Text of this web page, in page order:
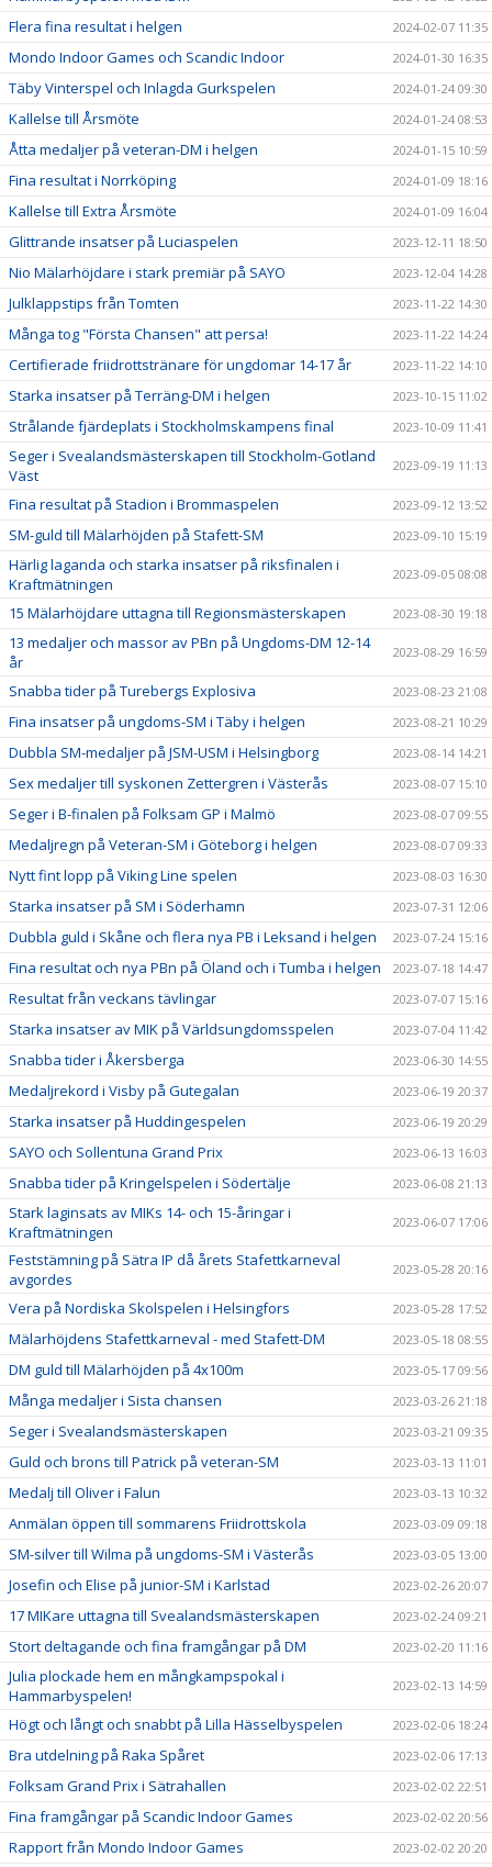
Flera fina resultat i helgen 2024-02-07 11:35
Mondo Indoor Games och Scandic Indoor 2024-01-30 16:35
Täby Vinterspel och Inlagda Gurkspelen 2024-01-24 09:30
Kallelse till Årsmöte 2024-01-24 08:53
Åtta medaljer på veteran-DM i helgen 2024-01-15 10:59
Fina resultat i Norrköping 2024-01-09 18:16
Kallelse till Extra Årsmöte 2024-01-09 16:04
Glittrande insatser på Luciaspelen 2023-12-11 18:50
Nio Mälarhöjdare i stark premiär på SAYO 2023-12-04 14:28
Julklappstips från Tomten 2023-11-22 14:30
Många tog "Första Chansen" att persa! 2023-11-22 14:24
Certifierade friidrottstränare för ungdomar 14-17 år 2023-11-22 14:10
Starka insatser på Terräng-DM i helgen 2023-10-15 11:02
Strålande fjärdeplats i Stockholmskampens final 2023-10-09 11:41
Seger i Svealandsmästerskapen till Stockholm-Gotland
Väst
2023-09-19 11:13
Fina resultat på Stadion i Brommaspelen 2023-09-12 13:52
SM-guld till Mälarhöjden på Stafett-SM 2023-09-10 15:19
Härlig laganda och starka insatser på riksfinalen i
Kraftmätningen
2023-09-05 08:08
15 Mälarhöjdare uttagna till Regionsmästerskapen 2023-08-30 19:18
13 medaljer och massor av PBn på Ungdoms-DM 12-14
år
2023-08-29 16:59
Snabba tider på Turebergs Explosiva 2023-08-23 21:08
Fina insatser på ungdoms-SM i Täby i helgen 2023-08-21 10:29
Dubbla SM-medaljer på JSM-USM i Helsingborg 2023-08-14 14:21
Sex medaljer till syskonen Zettergren i Västerås 2023-08-07 15:10
Seger i B-finalen på Folksam GP i Malmö 2023-08-07 09:55
Medaljregn på Veteran-SM i Göteborg i helgen 2023-08-07 09:33
Nytt fint lopp på Viking Line spelen 2023-08-03 16:30
Starka insatser på SM i Söderhamn 2023-07-31 12:06
Dubbla guld i Skåne och flera nya PB i Leksand i helgen 2023-07-24 15:16
Fina resultat och nya PBn på Öland och i Tumba i helgen 2023-07-18 14:47
Resultat från veckans tävlingar 2023-07-07 15:16
Starka insatser av MIK på Världsungdomsspelen 2023-07-04 11:42
Snabba tider i Åkersberga 2023-06-30 14:55
Medaljrekord i Visby på Gutegalan 2023-06-19 20:37
Starka insatser på Huddingespelen 2023-06-19 20:29
SAYO och Sollentuna Grand Prix 2023-06-13 16:03
Snabba tider på Kringelspelen i Södertälje 2023-06-08 21:13
Stark laginsats av MIKs 14- och 15-åringar i
Kraftmätningen
2023-06-07 17:06
Feststämning på Sätra IP då årets Stafettkarneval
avgordes
2023-05-28 20:16
Vera på Nordiska Skolspelen i Helsingfors 2023-05-28 17:52
Mälarhöjdens Stafettkarneval - med Stafett-DM 2023-05-18 08:55
DM guld till Mälarhöjden på 4x100m 2023-05-17 09:56
Många medaljer i Sista chansen 2023-03-26 21:18
Seger i Svealandsmästerskapen 2023-03-21 09:35
Guld och brons till Patrick på veteran-SM 2023-03-13 11:01
Medalj till Oliver i Falun 2023-03-13 10:32
Anmälan öppen till sommarens Friidrottskola 2023-03-09 09:18
SM-silver till Wilma på ungdoms-SM i Västerås 2023-03-05 13:00
Josefin och Elise på junior-SM i Karlstad 2023-02-26 20:07
17 MIKare uttagna till Svealandsmästerskapen 2023-02-24 09:21
Stort deltagande och fina framgångar på DM 2023-02-20 11:16
Julia plockade hem en mångkampspokal i
Hammarbyspelen!
2023-02-13 14:59
Högt och långt och snabbt på Lilla Hässelbyspelen 2023-02-06 18:24
Bra utdelning på Raka Spåret 2023-02-06 17:13
Folksam Grand Prix i Sätrahallen 2023-02-02 22:51
Fina framgångar på Scandic Indoor Games 2023-02-02 20:56
Rapport från Mondo Indoor Games 2023-02-02 20:20